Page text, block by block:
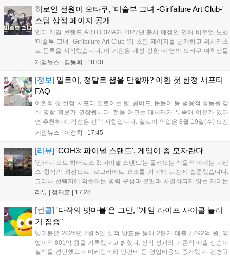
규모 업데이트가 겹치며 게임 시장이 활기를 띠고 있습니다....
히로인 전원이 오타쿠, '미술부 그녀 -Girlfailure Art Club-'
스팀 상점 페이지 공개
인디 게임 브랜드 ARTODRIA가 2027년 출시 예정인 연애 비주얼 노벨
'미술부 그녀 -Girlfailure Art Club-'의 스팀 페이지를 공개하고 위시리스
트 등록을 시작했습니다. 이 게임은 개성 강한 네 명의 오타쿠 여학생들
과 미술부에서 벌어지는 이야기를 다루며, 6개 이상의 엔딩과 약 8시간
대 오타쿠 문화를 담아 서툰 청춘의 사랑스러움을 조명합니다. 티저 PV
도 공개되었으니 자세한 정보는 스팀에서 확인 가능합니다....
게임뉴스 | 김동휘 18:00
[정보] 일로이, 정말로 뽑을 만할까? 이환 첫 한정 서포터
FAQ
이환의 첫 한정 서포터 일로이는 힐, 공버프, 몹몰이 등 범용적 성능을 갖
춰 명함 확보가 권장됩니다. 전용 아크는 대체재가 부족해 여유가 있다
면 추천하며, 각성은 선택 사항입니다. 일로이 픽업은 8월 19일(수) 오전
6시 59분까지 진행됩니다. 고민 중이라면 8월 8일(토) 예정된 1.3 버전
이 합리적인 선택입니다....
게임뉴스 | 이성혁 17:45
[리뷰] 'COH3: 파이널 스탠드', 게임이 좀 모자란다
'컴퍼니 오브 히어로즈 3: 파이널 스탠드'는 몰려오는 적을 막아내는 디펜
스 형식의 외전으로, 로그라이트 요소를 가미해 교전에 집중했습니다.
그러나 선택지에 의존하는 병력 구성과 본편과 차별화되지 않는 재미는
아쉬움을 남깁니다. 특히 협동 모드임에도 매치메이킹 기능을 지원하지
기 힘든 이 게임은 높은 가격 대비 만족도가 낮아 구매를 권하기 어렵습
니다....
리뷰 | 정재훈 17:28
[컨콜] '다작의 넷마블'은 그만, "게임 라이프 사이클 늘리
기 집중"
넷마블은 2026년 8월 5일 실적 발표를 통해 2분기 매출 7,492억 원, 영
업이익 801억 원을 기록했다고 밝혔다. 신작 성과와 기존작 매출 상승이
실적을 견인했으나 마케팅비와 인건비 등 영업비용도 증가했다. 김병규